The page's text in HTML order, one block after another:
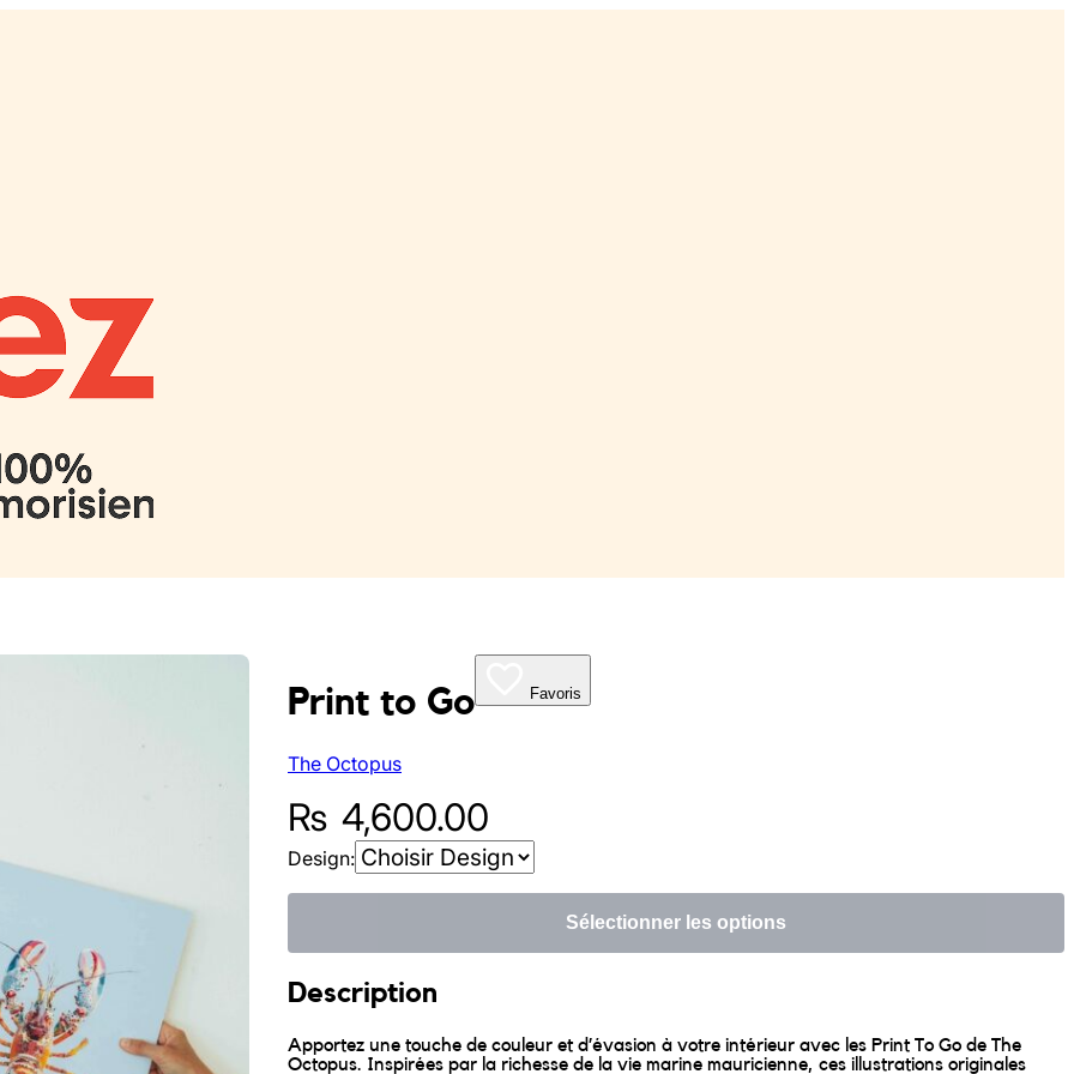
Print to Go
The Octopus
Favoris
₨ 4,600.00
Design:
Sélectionner les options
Description
Apportez une touche de couleur et d’évasion à votre intérieur avec les Print To Go de The
Octopus. Inspirées par la richesse de la vie marine mauricienne, ces illustrations originales